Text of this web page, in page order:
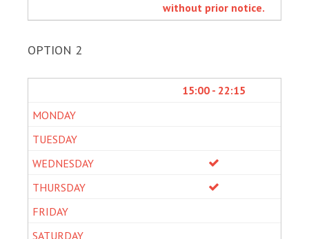
without prior notice.
OPTION 2
15:00 - 22:15